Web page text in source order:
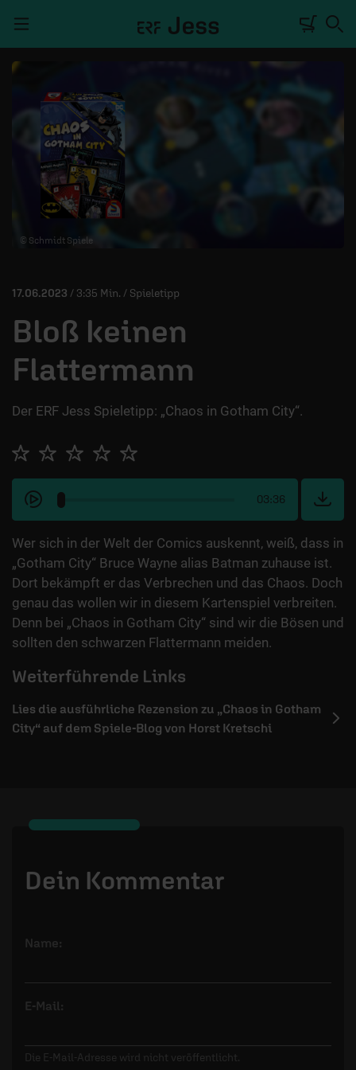
TALKWERK
REPORTAGE
RADIO
DEINE APP
MITMACHEN
ÜBER UNS
© Schmidt Spiele
17.06.2023 / 3:35 Min. / Spieletipp
Bloß keinen
Flattermann
Der ERF Jess Spieletipp: „Chaos in Gotham City“.
03:36
Wer sich in der Welt der Comics auskennt, weiß, dass in
„Gotham City“ Bruce Wayne alias Batman zuhause ist.
Dort bekämpft er das Verbrechen und das Chaos. Doch
genau das wollen wir in diesem Kartenspiel verbreiten.
Denn bei „Chaos in Gotham City“ sind wir die Bösen und
sollten den schwarzen Flattermann meiden.
Weiterführende Links
Lies die ausführliche Rezension zu „Chaos in Gotham
City“ auf dem Spiele-Blog von Horst Kretschi
Dein Kommentar
Name:
E-Mail:
Die E-Mail-Adresse wird nicht veröffentlicht.